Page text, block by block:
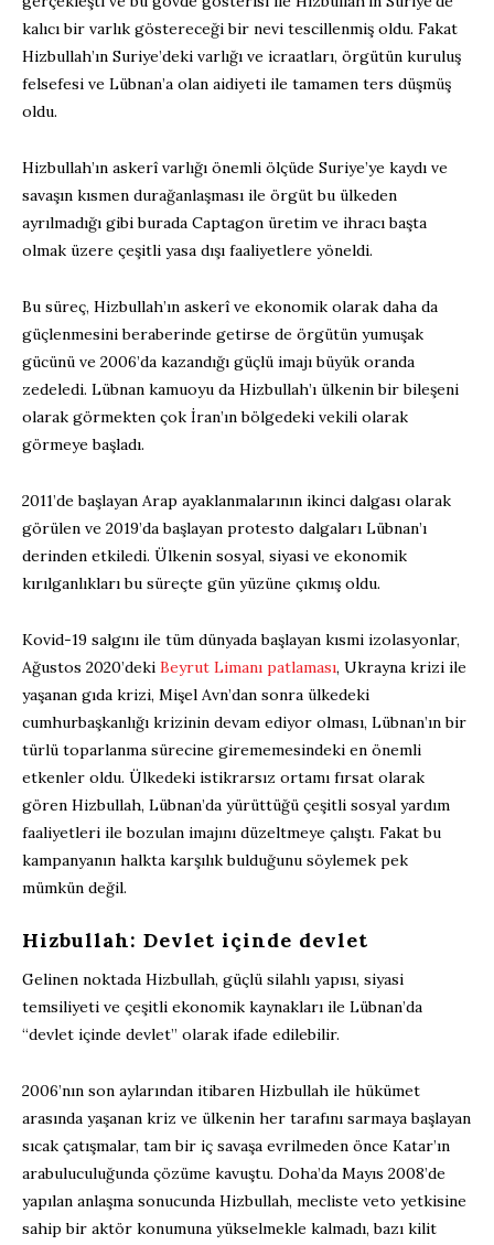
kalıcı bir varlık göstereceği bir nevi tescillenmiş oldu. Fakat
Hizbullah’ın Suriye’deki varlığı ve icraatları, örgütün kuruluş
felsefesi ve Lübnan’a olan aidiyeti ile tamamen ters düşmüş
oldu.
Hizbullah’ın askerî varlığı önemli ölçüde Suriye’ye kaydı ve
savaşın kısmen durağanlaşması ile örgüt bu ülkeden
ayrılmadığı gibi burada Captagon üretim ve ihracı başta
olmak üzere çeşitli yasa dışı faaliyetlere yöneldi.
Bu süreç, Hizbullah’ın askerî ve ekonomik olarak daha da
güçlenmesini beraberinde getirse de örgütün yumuşak
gücünü ve 2006’da kazandığı güçlü imajı büyük oranda
zedeledi. Lübnan kamuoyu da Hizbullah’ı ülkenin bir bileşeni
olarak görmekten çok İran’ın bölgedeki vekili olarak
görmeye başladı.
2011’de başlayan Arap ayaklanmalarının ikinci dalgası olarak
görülen ve 2019’da başlayan protesto dalgaları Lübnan’ı
derinden etkiledi. Ülkenin sosyal, siyasi ve ekonomik
kırılganlıkları bu süreçte gün yüzüne çıkmış oldu.
Kovid-19 salgını ile tüm dünyada başlayan kısmi izolasyonlar,
Ağustos 2020’deki Beyrut Limanı patlaması, Ukrayna krizi ile
yaşanan gıda krizi, Mişel Avn’dan sonra ülkedeki
cumhurbaşkanlığı krizinin devam ediyor olması, Lübnan’ın bir
türlü toparlanma sürecine girememesindeki en önemli
etkenler oldu. Ülkedeki istikrarsız ortamı fırsat olarak
gören Hizbullah, Lübnan’da yürüttüğü çeşitli sosyal yardım
faaliyetleri ile bozulan imajını düzeltmeye çalıştı. Fakat bu
kampanyanın halkta karşılık bulduğunu söylemek pek
mümkün değil.
Hizbullah: Devlet içinde devlet
Gelinen noktada Hizbullah, güçlü silahlı yapısı, siyasi
temsiliyeti ve çeşitli ekonomik kaynakları ile Lübnan’da
“devlet içinde devlet” olarak ifade edilebilir.
2006’nın son aylarından itibaren Hizbullah ile hükümet
arasında yaşanan kriz ve ülkenin her tarafını sarmaya başlayan
sıcak çatışmalar, tam bir iç savaşa evrilmeden önce Katar’ın
arabuluculuğunda çözüme kavuştu. Doha’da Mayıs 2008’de
yapılan anlaşma sonucunda Hizbullah, mecliste veto yetkisine
sahip bir aktör konumuna yükselmekle kalmadı, bazı kilit